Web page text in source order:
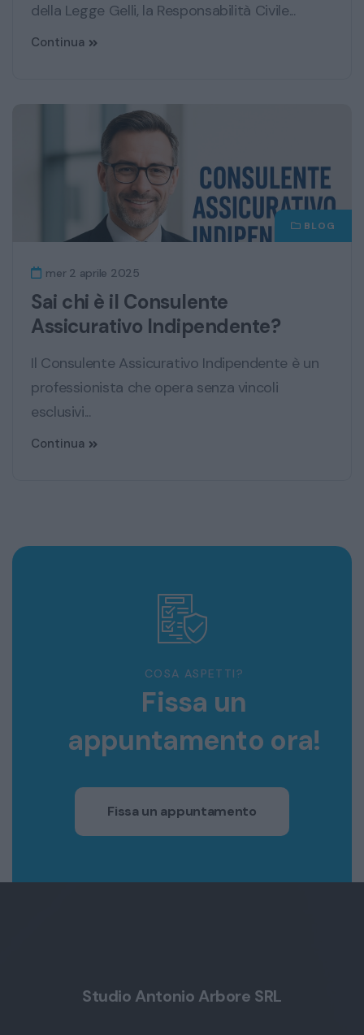
della Legge Gelli, la Responsabilità Civile...
Continua
BLOG
mer 2 aprile 2025
Sai chi è il Consulente
Assicurativo Indipendente?
Il Consulente Assicurativo Indipendente è un
professionista che opera senza vincoli
esclusivi...
Continua
COSA ASPETTI?
Fissa un
appuntamento ora!
Fissa un appuntamento
Studio Antonio Arbore SRL